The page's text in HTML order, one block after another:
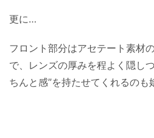
更に…
フロント部分はアセテート素材
で、レンズの厚みを程よく隠し
ちんと感”を持たせてくれるのも